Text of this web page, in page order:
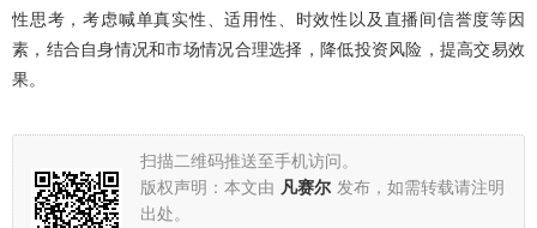
性思考，考虑喊单真实性、适用性、时效性以及直播间信誉度等因
素，结合自身情况和市场情况合理选择，降低投资风险，提高交易效
果。
扫描二维码推送至手机访问。
版权声明：本文由 凡赛尔 发布，如需转载请注明
出处。